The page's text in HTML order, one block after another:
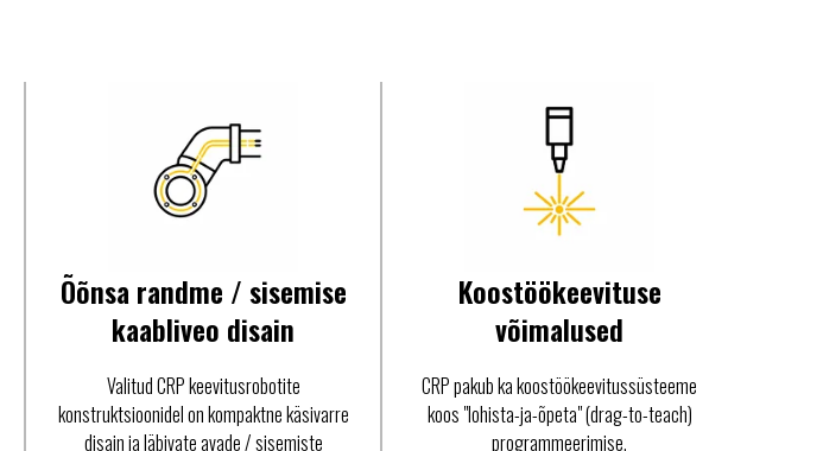
Õõnsa randme / sisemise
kaabliveo disain
Valitud CRP keevitusrobotite
konstruktsioonidel on kompaktne käsivarre
disain ja läbivate avade / sisemiste
Koostöökeevituse
võimalused
CRP pakub ka koostöökeevitussüsteeme
koos "lohista-ja-õpeta" (drag-to-teach)
programmeerimise,